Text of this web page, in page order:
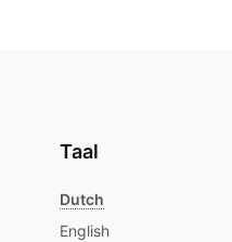
Taal
Dutch
English